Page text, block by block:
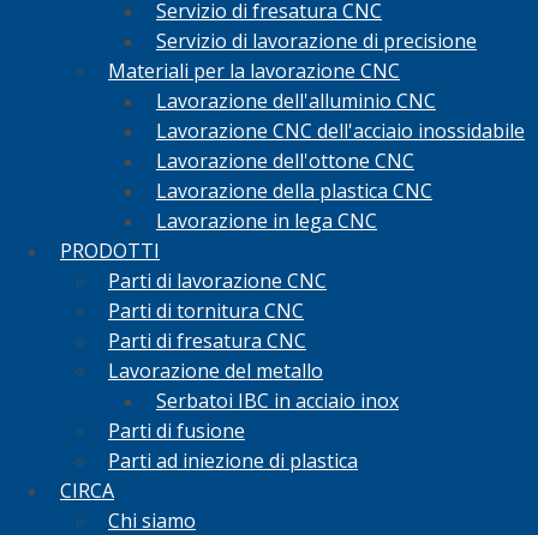
Servizio di fresatura CNC
Servizio di lavorazione di precisione
Materiali per la lavorazione CNC
Lavorazione dell'alluminio CNC
Lavorazione CNC dell'acciaio inossidabile
Lavorazione dell'ottone CNC
Lavorazione della plastica CNC
Lavorazione in lega CNC
PRODOTTI
Parti di lavorazione CNC
Parti di tornitura CNC
Parti di fresatura CNC
Lavorazione del metallo
Serbatoi IBC in acciaio inox
Parti di fusione
Parti ad iniezione di plastica
CIRCA
Chi siamo